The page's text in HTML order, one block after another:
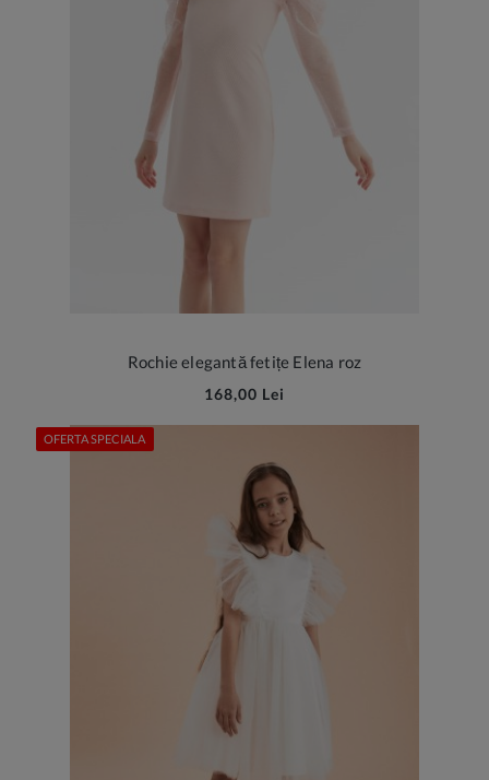
Rochie elegantă fetițe Elena roz
168,00 Lei
OFERTA SPECIALA